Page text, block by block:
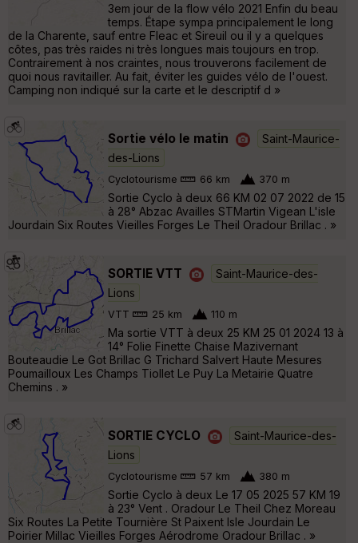
3em jour de la flow vélo 2021 Enfin du beau
temps. Étape sympa principalement le long
de la Charente, sauf entre Fleac et Sireuil ou il y a quelques
côtes, pas très raides ni très longues mais toujours en trop.
Contrairement à nos craintes, nous trouverons facilement de
quoi nous ravitailler. Au fait, éviter les guides vélo de l'ouest.
Camping non indiqué sur la carte et le descriptif d »
Sortie vélo le matin
Saint-Maurice-
des-Lions
Cyclotourisme 66 km 370 m
Sortie Cyclo à deux 66 KM 02 07 2022 de 15
à 28° Abzac Availles STMartin Vigean L'isle
Jourdain Six Routes Vieilles Forges Le Theil Oradour Brillac . »
SORTIE VTT
Saint-Maurice-des-
Lions
VTT 25 km 110 m
Ma sortie VTT à deux 25 KM 25 01 2024 13 à
14° Folie Finette Chaise Mazivernant
Bouteaudie Le Got Brillac G Trichard Salvert Haute Mesures
Poumailloux Les Champs Tiollet Le Puy La Metairie Quatre
Chemins . »
SORTIE CYCLO
Saint-Maurice-des-
Lions
Cyclotourisme 57 km 380 m
Sortie Cyclo à deux Le 17 05 2025 57 KM 19
à 23° Vent . Oradour Le Theil Chez Moreau
Six Routes La Petite Tournière St Paixent Isle Jourdain Le
Poirier Millac Vieilles Forges Aérodrome Oradour Brillac . »